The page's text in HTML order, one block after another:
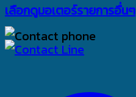
เลือกดูมอเตอร์รายการอื่นๆ